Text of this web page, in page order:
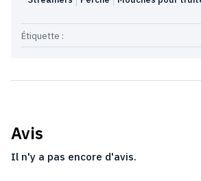
Étiquette :
Avis
Il n'y a pas encore d'avis.